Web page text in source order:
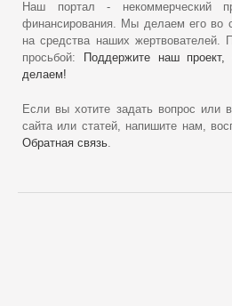
Наш портал - некоммерческий
финансирования. Мы делаем его во
на средства наших
просьбой:
Поддержите наш
делаем!
Если вы хотите задать вопрос или
сайта или статей, напишите нам,
Обратная связь.